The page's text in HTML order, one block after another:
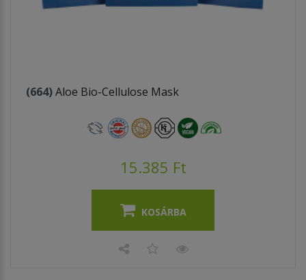
(664)Aloe Bio-Cellulose Mask
15.385 Ft
KOSÁRBA